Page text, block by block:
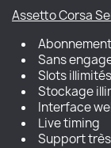
Assetto Corsa
Sans
Slots illimités
Stockage
Interface
Live timing
Support